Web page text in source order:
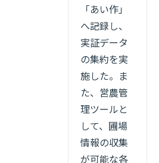
「あい作」
へ記録し、
実証データ
の集約を実
施した。ま
た、営農管
理ツールと
して、圃場
情報の収集
が可能な各